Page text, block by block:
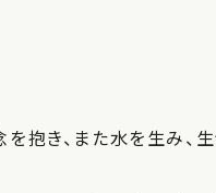
抱き、また水を生み、